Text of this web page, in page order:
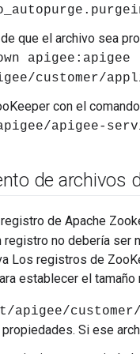
que el archivo sea
apigee:apigee
customer/
con el
apigee-
de archivos
de Apache
registro no debería ser
Los registros de
establecer el
apigee/
Si ese